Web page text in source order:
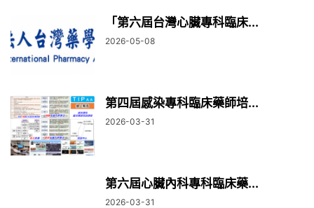
「第六屆台灣心臟專科臨床...
2026-05-08
第四屆感染專科臨床藥師培...
2026-03-31
第六屆心臟內科專科臨床藥...
2026-03-31